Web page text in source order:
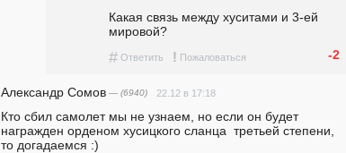
Какая связь между хуситами и 3-ей
мировой?
# Ответить ! Пожаловаться -2
Александр Сомов — (6940) 22.12 в 17:18
Кто сбил самолет мы не узнаем, но если он будет
награжден орденом хусицкого сланца  третьей степени,
то догадаемся :)